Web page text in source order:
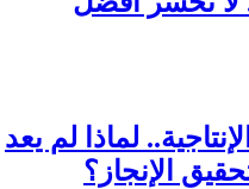
لماذا لم يعد
الإنجاز؟